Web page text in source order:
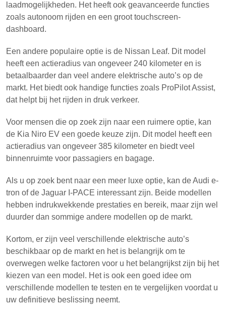
laadmogelijkheden. Het heeft ook geavanceerde functies
zoals autonoom rijden en een groot touchscreen-
dashboard.
Een andere populaire optie is de Nissan Leaf. Dit model
heeft een actieradius van ongeveer 240 kilometer en is
betaalbaarder dan veel andere elektrische auto’s op de
markt. Het biedt ook handige functies zoals ProPilot Assist,
dat helpt bij het rijden in druk verkeer.
Voor mensen die op zoek zijn naar een ruimere optie, kan
de Kia Niro EV een goede keuze zijn. Dit model heeft een
actieradius van ongeveer 385 kilometer en biedt veel
binnenruimte voor passagiers en bagage.
Als u op zoek bent naar een meer luxe optie, kan de Audi e-
tron of de Jaguar I-PACE interessant zijn. Beide modellen
hebben indrukwekkende prestaties en bereik, maar zijn wel
duurder dan sommige andere modellen op de markt.
Kortom, er zijn veel verschillende elektrische auto’s
beschikbaar op de markt en het is belangrijk om te
overwegen welke factoren voor u het belangrijkst zijn bij het
kiezen van een model. Het is ook een goed idee om
verschillende modellen te testen en te vergelijken voordat u
uw definitieve beslissing neemt.